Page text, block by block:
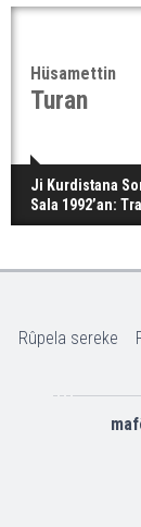
Hüsamettin
Turan
Ji Kurdistana
Sala 1992’an:
Rûpela sereke